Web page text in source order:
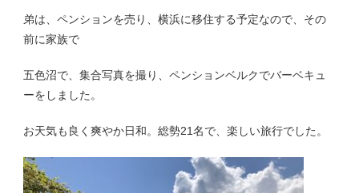
弟は、ペンションを売り、横浜に移住する予定なので、その
前に家族で
五色沼で、集合写真を撮り、ペンションベルクでバーベキュ
ーをしました。
お天気も良く爽やか日和。総勢21名で、楽しい旅行でした。